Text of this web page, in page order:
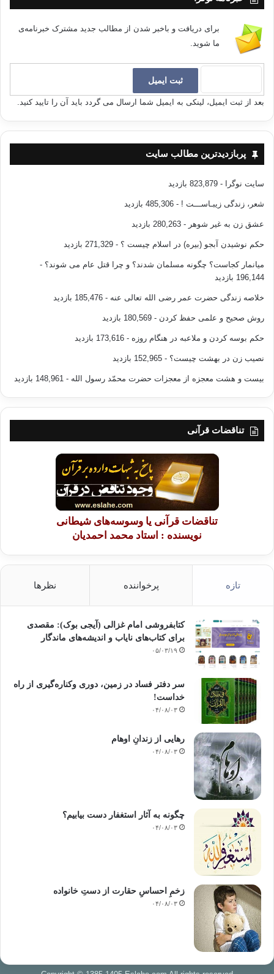
برای دریافت و باخبر شدن از مطالب جدید مشترک خبرنامه‌ی
ما شوید.
بعد از ثبت ایمیل، لینکی به ایمیل شما ارسال می گردد باید آن را تایید کنید.
پربازدیدترین مطالب سایت
سایت نوگرا - 823,879 بازدید
شعر، زندگی زیبـاســـت ! - 485,306 بازدید
عشق زن به غیر شوهر - 280,263 بازدید
حکم نوشیدن آبجو (بیره) در اسلام چیست ؟ - 271,329 بازدید
میانمار کجاست؟ چگونه مسلمان شدند؟ و چرا قتل عام می شوند؟ -
196,144 بازدید
خلاصه زندگی حضرت عمر رضی الله تعالی عنه - 185,476 بازدید
روش صحیح و علمی حفظ کردن - 180,569 بازدید
حکم بوسه کردن و ملاعبه در هنگام روزه - 173,616 بازدید
نصیب زن در بهشت چیست؟ - 152,965 بازدید
بیست و هشت معجزه از معجزات حضرت محمّد رسول الله - 148,961 بازدید
تناقضات قرآنی
تناقضات قرآنی یا وسوسه‌های شیطانی
نویسنده : استاد محمد احمدیان
تازه پرخواننده نظرها
کتابفروشی امام غزالی (آیجی بوک): مقصدی
برای کتاب‌های نایاب و اندیشه‌های ماندگار
۰۵/۰۳/۱۹
سر دفتر فساد در زمین‌، دوری وکناره‌گیری از راه
خداست‌!
۰۴/۰۸/۰۳
رهایی از زندانِ اوهام
۰۴/۰۸/۰۳
چگونه به آثار استغفار دست بیابیم؟
۰۴/۰۸/۰۳
زخمِ احساسِ حقارت از دستِ خانواده
۰۴/۰۸/۰۳